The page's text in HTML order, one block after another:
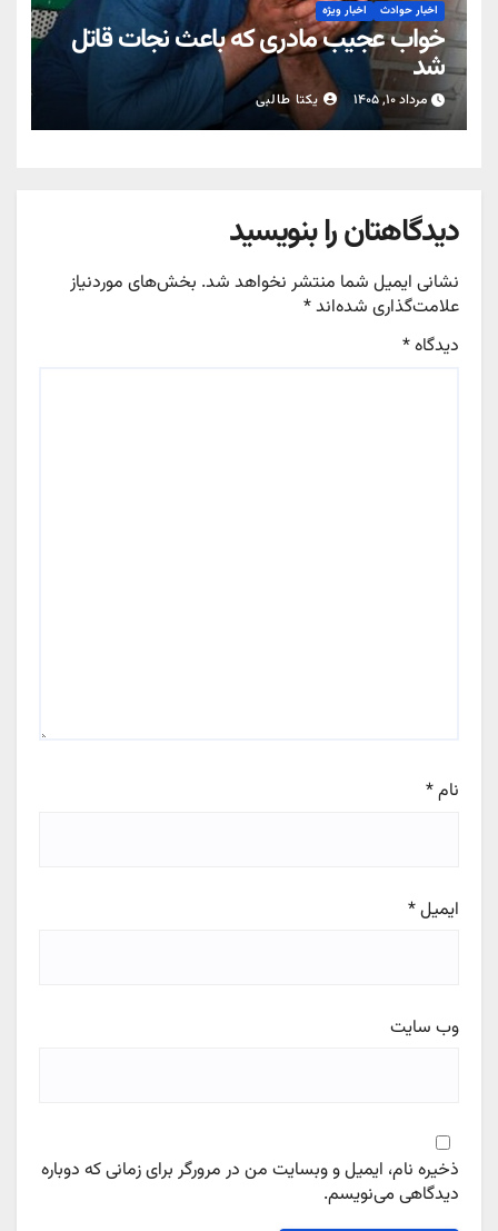
اخبار حوادث اخبار ویژه
خواب عجیب مادری که باعث نجات قاتل
شد
مرداد ۱۰, ۱۴۰۵ یکتا طالبی
دیدگاهتان را بنویسید
نشانی ایمیل شما منتشر نخواهد شد. بخش‌های موردنیاز
علامت‌گذاری شده‌اند*
دیدگاه*
نام*
ایمیل*
وب‌ سایت
ذخیره نام، ایمیل و وبسایت من در مرورگر برای زمانی که دوباره
دیدگاهی می‌نویسم.